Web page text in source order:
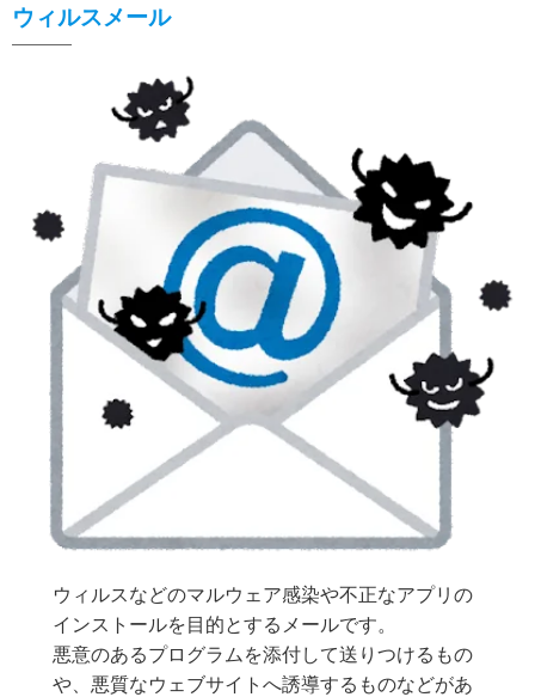
ウィルスメール
ウィルスなどのマルウェア感染や不正なアプリの
インストールを目的とするメールです。
悪意のあるプログラムを添付して送りつけるもの
や、悪質なウェブサイトへ誘導するものなどがあ